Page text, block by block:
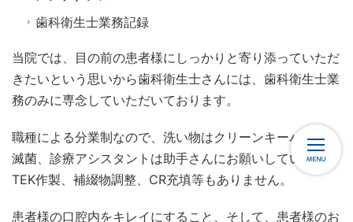
歯科衛生士業務記録
当院では、目の前の患者様にしっかりと寄り添っていただ
きたいという思いから歯科衛生士さんには、歯科衛生士業
務のみに専念していただいております。
職種による分業制なので、洗い物はクリーンキーパーさん
滅菌、診療アシスタントは助手さんにお願いしています。
TEK作製、補綴物調整、CR充填等もありません。
患者様の口腔内をキレイにすること、そして、患者様のお